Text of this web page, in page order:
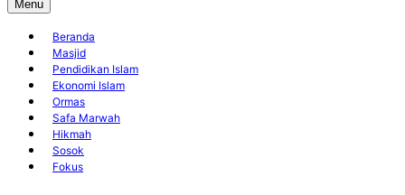
Menu
Beranda
Masjid
Pendidikan Islam
Ekonomi Islam
Ormas
Safa Marwah
Hikmah
Sosok
Fokus